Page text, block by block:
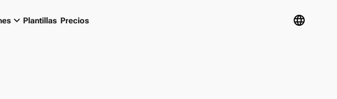
keyboard_arrow_down Plantillas Precios language